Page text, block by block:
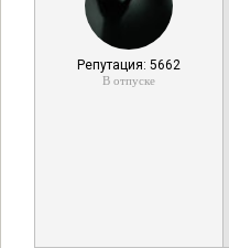
Репутация: 5662
В отпуске